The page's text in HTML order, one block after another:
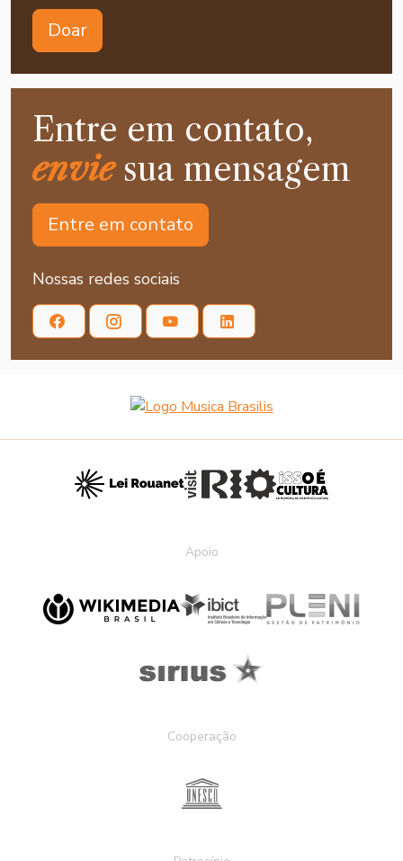
Doar
Entre em contato,
enviesua mensagem
Entre em contato
Nossas redes sociais
Apoio
Cooperação